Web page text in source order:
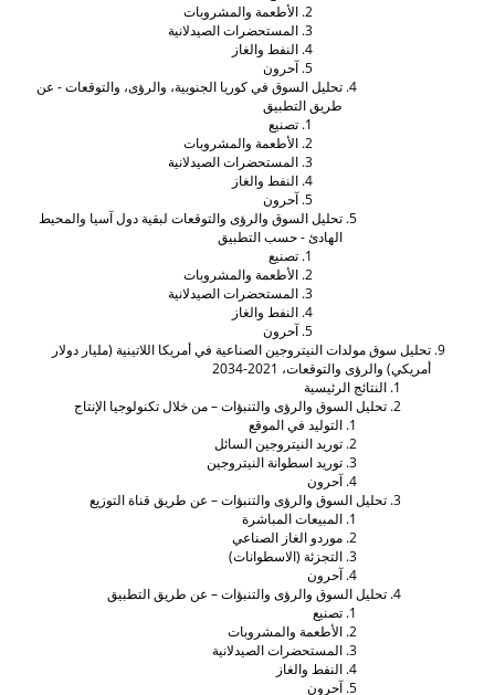
الأطعمة والمشروبات
المستحضرات الصيدلانية
النفط والغاز
تحليل السوق في كوريا الجنوبية، والرؤى، والتوقعات - عن
طريق التطبيق
الأطعمة والمشروبات
المستحضرات الصيدلانية
النفط والغاز
تحليل السوق والرؤى والتوقعات لبقية دول آسيا والمحيط
الهادئ - حسب التطبيق
الأطعمة والمشروبات
المستحضرات الصيدلانية
النفط والغاز
تحليل سوق مولدات النيتروجين الصناعية في أمريكا اللاتينية (مليار دولار
أمريكي) والرؤى والتوقعات، 2021-2034
النتائج الرئيسية
تحليل السوق والرؤى والتنبؤات – من خلال تكنولوجيا الإنتاج
التوليد في الموقع
توريد النيتروجين السائل
توريد اسطوانة النيتروجين
تحليل السوق والرؤى والتنبؤات – عن طريق قناة التوزيع
المبيعات المباشرة
موردو الغاز الصناعي
التجزئة (الاسطوانات)
تحليل السوق والرؤى والتنبؤات – عن طريق التطبيق
الأطعمة والمشروبات
المستحضرات الصيدلانية
النفط والغاز